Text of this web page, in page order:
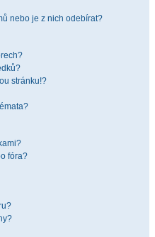
nebo je z nich odebírat?
stránku!?
fóra?